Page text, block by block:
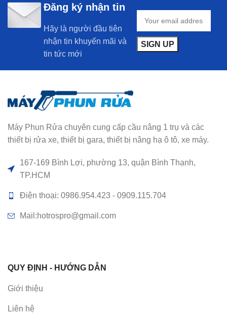
Đăng ký nhận tin
Hãy là người đầu tiên
nhận tin khuyến mãi và
tin tức mới
Máy Phun Rửa chuyên cung cấp cầu nâng 1 trụ và các
thiết bị rửa xe, thiết bị gara, thiết bị nâng hạ ô tô, xe máy.
167-169 Bình Lợi, phường 13, quận Bình Thạnh,
TP.HCM
Điện thoại: 0986.954.423 - 0909.115.704
Mail:hotrospro@gmail.com
QUY ĐỊNH - HƯỚNG DẪN
Giới thiệu
Liên hệ